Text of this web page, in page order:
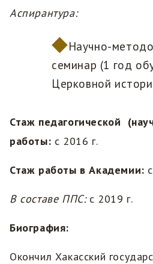
Аспирантура:
Научно-
семинар (1 год
Церковной
Стаж педагогической
работы: с 2016 г.
Стаж работы в Академии:
В составе ППС: с 2019 г.
Биография:
Окончил Хакасский